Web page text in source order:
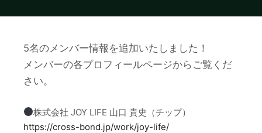
5名のメンバー情報を追加いたしました！
メンバーの各プロフィールページからご覧くだ
さい。
株式会社 JOY LIFE 山口 貴史（チップ）
https://cross-bond.jp/work/joy-life/